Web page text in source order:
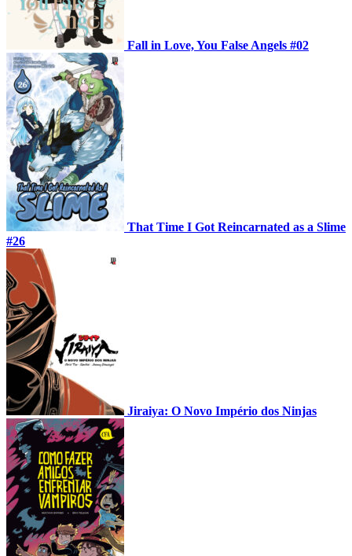
Fall in Love, You False Angels #02
That Time I Got Reincarnated as a Slime
#26
Jiraiya: O Novo Império dos Ninjas